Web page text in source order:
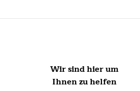
Wir sind hier um
Ihnen zu helfen